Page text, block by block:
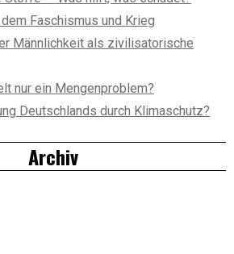
Faschismus und Krieg
Männlichkeit als zivilisatorische
nur ein Mengenproblem?
Deutschlands durch Klimaschutz?
Archiv